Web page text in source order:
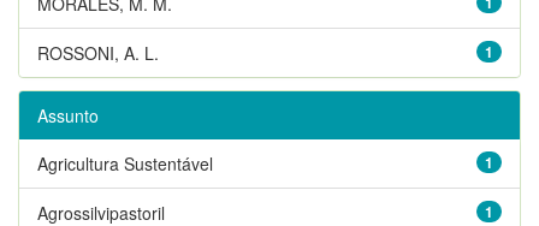
1
ROSSONI, A. L.
Assunto
1
Agricultura Sustentável
1
Agrossilvipastoril